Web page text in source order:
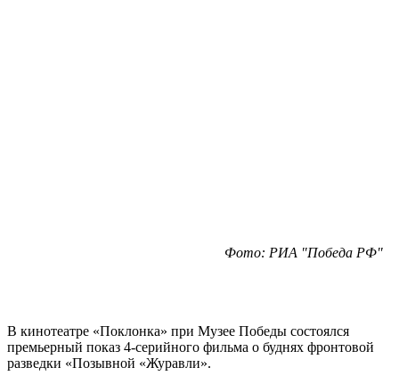
Фото: РИА "Победа РФ"
В кинотеатре «Поклонка» при Музее Победы состоялся
премьерный показ 4-серийного фильма о буднях фронтовой
разведки «Позывной «Журавли».